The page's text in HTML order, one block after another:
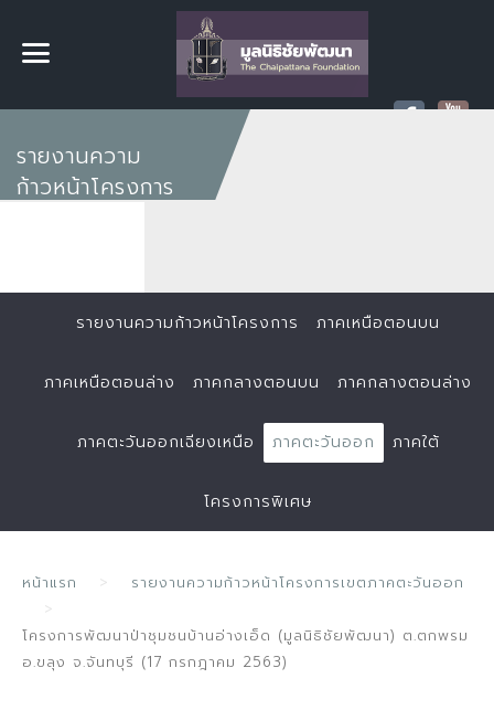
รายงานความ
ก้าวหน้าโครงการ
รายงานความก้าวหน้าโครงการ ภาคเหนือตอนบน
ภาคเหนือตอนล่าง ภาคกลางตอนบน ภาคกลางตอนล่าง
ภาคตะวันออกเฉียงเหนือ ภาคตะวันออก ภาคใต้
โครงการพิเศษ
หน้าแรก รายงานความก้าวหน้าโครงการเขตภาคตะวันออก
โครงการพัฒนาป่าชุมชนบ้านอ่างเอ็ด (มูลนิธิชัยพัฒนา) ต.ตกพรม
อ.ขลุง จ.จันทบุรี (17 กรกฎาคม 2563)